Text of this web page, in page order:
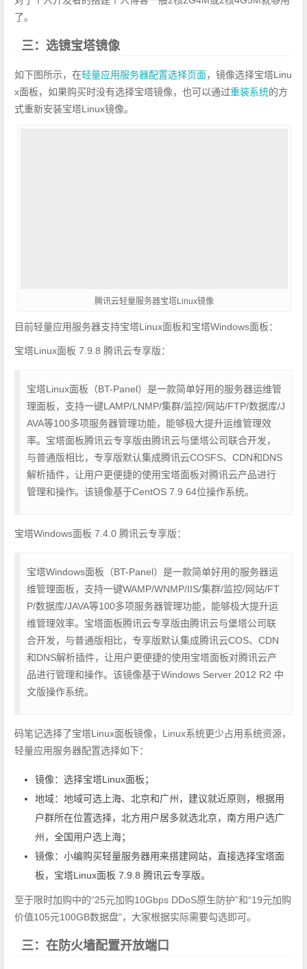
了。
三：选镜宝塔镜像
如下图所示，在轻量应用服务器配置选择页面，镜像选择宝塔Linu
x面板，如果购买时没有选择宝塔镜像，也可以通过重装系统的方
式重新安装宝塔Linux镜像。
腾讯云轻量服务器宝塔Linux镜像
目前轻量应用服务器支持宝塔Linux面板和宝塔Windows面板：
宝塔Linux面板 7.9.8 腾讯云专享版：
宝塔Linux面板（BT-Panel）是一款简单好用的服务器运维管
理面板，支持一键LAMP/LNMP/集群/监控/网站/FTP/数据库/J
AVA等100多项服务器管理功能，能够极大提升运维管理效
率。宝塔面板腾讯云专享版由腾讯云与堡塔公司联合开发，
与普通版相比，专享版默认集成腾讯云COSFS、CDN和DNS
解析插件，让用户更便捷的使用宝塔面板对腾讯云产品进行
管理和操作。该镜像基于CentOS 7.9 64位操作系统。
宝塔Windows面板 7.4.0 腾讯云专享版：
宝塔Windows面板（BT-Panel）是一款简单好用的服务器运
维管理面板，支持一键WAMP/WNMP/IIS/集群/监控/网站/FT
P/数据库/JAVA等100多项服务器管理功能，能够极大提升运
维管理效率。宝塔面板腾讯云专享版由腾讯云与堡塔公司联
合开发，与普通版相比，专享版默认集成腾讯云COS、CDN
和DNS解析插件，让用户更便捷的使用宝塔面板对腾讯云产
品进行管理和操作。该镜像基于Windows Server 2012 R2 中
文版操作系统。
码笔记选择了宝塔Linux面板镜像，Linux系统更少占用系统资源，
轻量应用服务器配置选择如下：
镜像：选择宝塔Linux面板；
地域：地域可选上海、北京和广州，建议就近原则，根据用
户群所在位置选择，北方用户居多就选北京，南方用户选广
州，全国用户选上海；
镜像：小编购买轻量服务器用来搭建网站，直接选择宝塔面
板，宝塔Linux面板 7.9.8 腾讯云专享版。
至于限时加购中的“25元加购10Gbps DDoS原生防护”和“19元加购
价值105元100GB数据盘”，大家根据实际需要勾选即可。
三：在防火墙配置开放端口